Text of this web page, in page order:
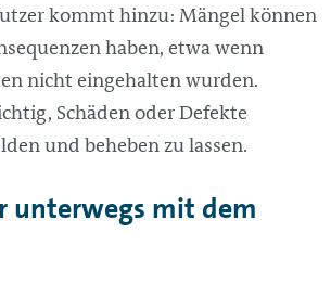
kommt hinzu: Mängel können
haben, etwa wenn
nicht eingehalten wurden.
Schäden oder Defekte
und beheben zu lassen.
unterwegs mit dem